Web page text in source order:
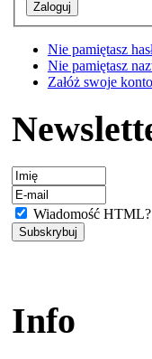
Nie pamiętasz
Nie pamiętasz
Załóż swoje
Wiadomość HTML?
Info